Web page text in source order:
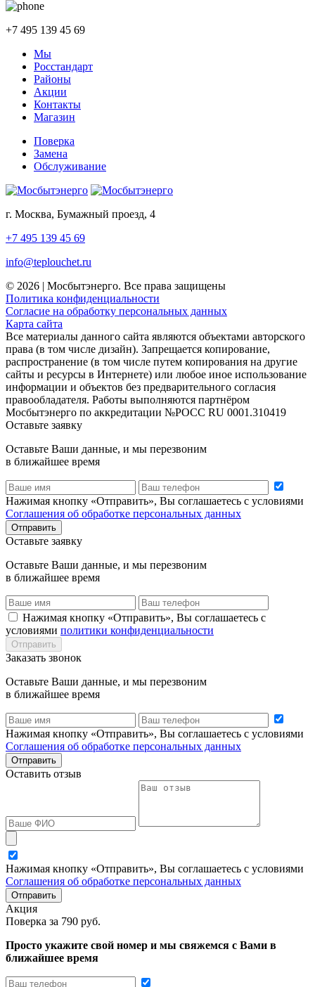
+7 495 139 45 69
Мы
Росстандарт
Районы
Акции
Контакты
Магазин
Поверка
Замена
Обслуживание
г. Москва, Бумажный проезд, 4
+7 495 139 45 69
info@teplouchet.ru
© 2026 | Мосбытэнерго. Все права защищены
Политика конфиденциальности
Согласие на обработку персональных данных
Карта сайта
Все материалы данного сайта являются объектами авторского
права (в том числе дизайн). Запрещается копирование,
распространение (в том числе путем копирования на другие
сайты и ресурсы в Интернете) или любое иное использование
информации и объектов без предварительного согласия
правообладателя. Работы выполняются партнёром
Мосбытэнерго по аккредитации №РОСС RU 0001.310419
Оставьте заявку
Оставьте Ваши данные, и мы перезвоним
в ближайшее время
Нажимая кнопку «Отправить», Вы соглашаетесь с условиями
Соглашения об обработке персональных данных
Отправить
Оставьте заявку
Оставьте Ваши данные, и мы перезвоним
в ближайшее время
Нажимая кнопку «Отправить», Вы соглашаетесь с
условиями политики конфиденциальности
Отправить
Заказать звонок
Оставьте Ваши данные, и мы перезвоним
в ближайшее время
Нажимая кнопку «Отправить», Вы соглашаетесь с условиями
Соглашения об обработке персональных данных
Отправить
Оставить отзыв
Нажимая кнопку «Отправить», Вы соглашаетесь с условиями
Соглашения об обработке персональных данных
Отправить
Акция
Поверка за 790 руб.
Просто укажите свой номер и мы свяжемся с Вами в
ближайшее время